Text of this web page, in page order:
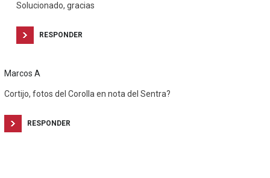
Solucionado, gracias
RESPONDER
Marcos A
Cortijo, fotos del Corolla en nota del Sentra?
RESPONDER